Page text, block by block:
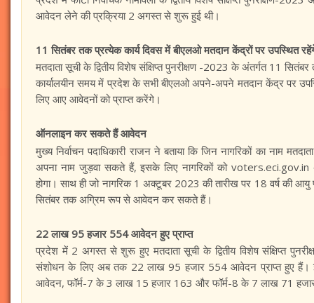
आवेदन लेने की प्रक्रिया 2 अगस्त से शुरू हुई थी।
11 सितंबर तक प्रत्येक कार्य दिवस में बीएलओ मतदान केंद्रों पर उपस्थित
मतदाता सूची के द्वितीय विशेष संक्षिप्त पुनरीक्षण -2023 के अंतर्गत 11
कार्यालयीन समय में प्रदेश के सभी बीएलओ अपने-अपने मतदान केंद्र पर
लिए आए आवेदनों को प्राप्त करेंगे।
ऑनलाइन कर सकते हैं आवेदन
मुख्य निर्वाचन पदाधिकारी राजन ने बताया कि जिन नागरिकों का नाम
अपना नाम जुड़वा सकते हैं, इसके लिए नागरिकों को
होगा। साथ ही जो नागरिक 1 अक्टूबर 2023 की तारीख पर 18 वर्ष की
सितंबर तक अग्रिम रूप से आवेदन कर सकते हैं।
22 लाख 95 हजार 554 आवेदन हुए प्राप्त
प्रदेश में 2 अगस्त से शुरू हुए मतदाता सूची के द्वितीय विशेष संक्षिप्त
संशोधन के लिए अब तक 22 लाख 95 हजार 554 आवेदन प्राप्त हुए
आवेदन, फॉर्म-7 के 3 लाख 15 हजार 163 और फॉर्म-8 के 7 लाख 71